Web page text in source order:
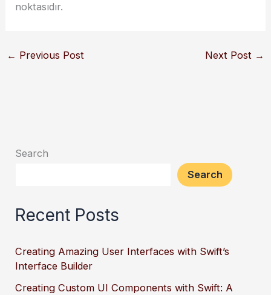
noktasıdır.
← Previous Post Next Post →
Search
Search
Recent Posts
Creating Amazing User Interfaces with Swift’s
Interface Builder
Creating Custom UI Components with Swift: A